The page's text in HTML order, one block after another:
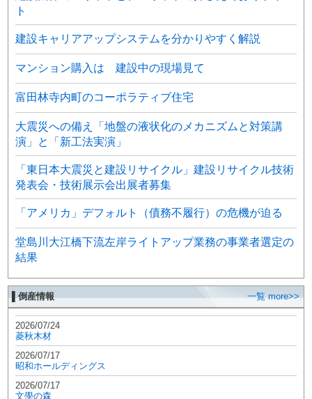
ト
建設キャリアアップシステムを分かりやすく解説
マンション購入は 建設中の現場見て
富田林寺内町のコーポラティブ住宅
大震災への備え「地盤の液状化のメカニズムと対策講
演」と「新工法実演」
「東日本大震災と建設リサイクル」建設リサイクル技術
発表会・技術展示会出展者募集
「アメリカ」デフォルト（債務不履行）の危機が迫る
堂島川大江橋下流左岸ライトアップ業務の事業者選定の
結果
▌倒産情報 一覧 more>>
2026/07/24
菱秋木材
2026/07/17
昭和ホールディングス
2026/07/17
文學の森